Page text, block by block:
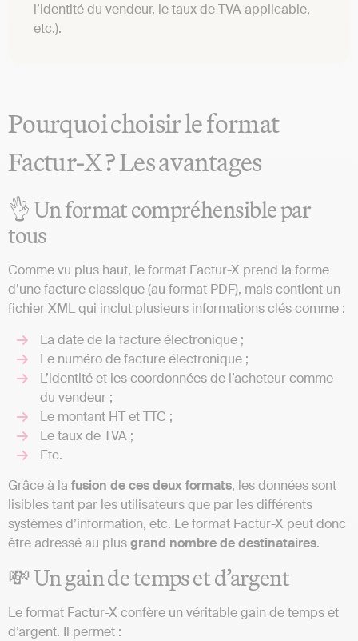
l’identité du vendeur, le taux de TVA applicable,
etc.).
Pourquoi choisir le format
Factur-X ? Les avantages
👌 Un format compréhensible par
tous
Comme vu plus haut, le format Factur-X prend la forme
d’une facture classique (au format PDF), mais contient un
fichier XML qui inclut plusieurs informations clés comme :
La date de la facture électronique ;
Le numéro de facture électronique ;
L’identité et les coordonnées de l’acheteur comme
du vendeur ;
Le montant HT et TTC ;
Le taux de TVA ;
Etc.
Grâce à la fusion de ces deux formats, les données sont
lisibles tant par les utilisateurs que par les différents
systèmes d’information, etc. Le format Factur-X peut donc
être adressé au plusgrand nombre de destinataires.
💸 Un gain de temps et d’argent
Le format Factur-X confère un véritable gain de temps et
d’argent. Il permet :